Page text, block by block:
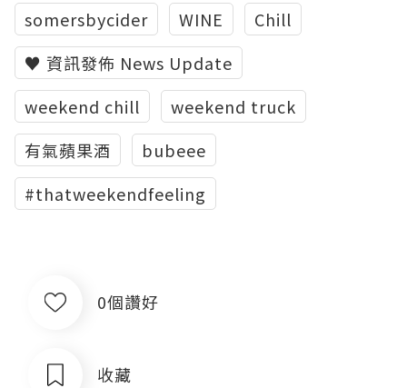
somersbycider
WINE
Chill
♥ 資訊發佈 News Update
weekend chill
weekend truck
有氣蘋果酒
bubeee
#thatweekendfeeling
0個讚好
收藏